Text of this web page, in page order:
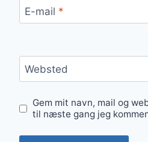
E-mail *
Websted
Gem mit navn, mail og
til næste gang jeg